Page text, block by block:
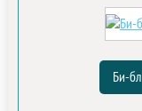
Би-